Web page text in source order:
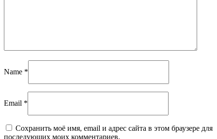
Name *
Email *
Сохранить моё имя, email и адрес сайта в этом браузере для
последующих моих комментариев.